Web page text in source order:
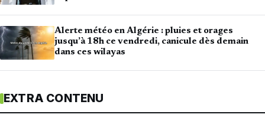
Alerte météo en Algérie : pluies et orages
jusqu’à 18h ce vendredi, canicule dès demain
dans ces wilayas
EXTRA CONTENU